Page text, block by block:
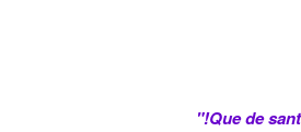
"!Que de